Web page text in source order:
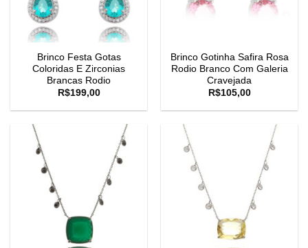
Brinco Festa Gotas
Coloridas E Zirconias
Brancas Rodio
R$199,00
Brinco Gotinha Safira Rosa
Rodio Branco Com Galeria
Cravejada
R$105,00